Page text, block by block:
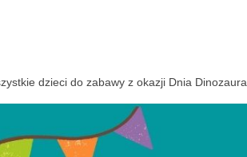
dzieci do zabawy z okazji Dnia Dinozaura